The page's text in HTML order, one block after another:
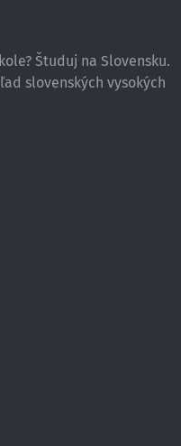
Študuj na Slovensku.
slovenských vysokých